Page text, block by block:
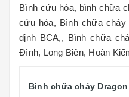
Bình cứu hỏa, bình chữa
cứu hỏa, Bình chữa
định BCA,, Bình chữa
Đình, Long Biên, Hoàn
Bình chữa cháy Dragon